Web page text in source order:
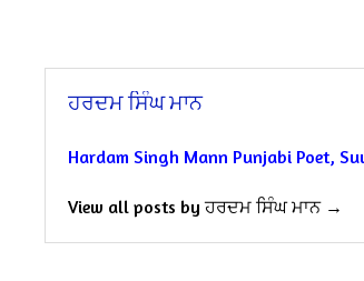
ਹਰਦਮ ਸਿੰਘ ਮਾਨ
Hardam Singh Mann Punjabi Poet,
View all posts by ਹਰਦਮ ਸਿੰਘ ਮਾਨ →